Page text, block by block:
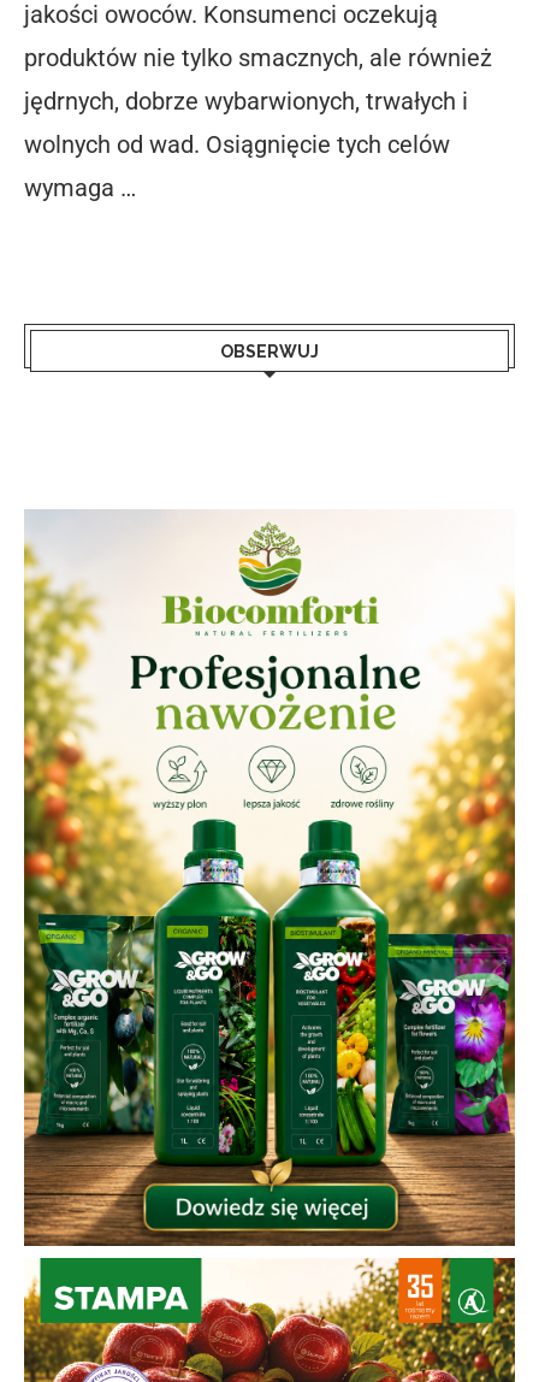
jakości owoców. Konsumenci oczekują
produktów nie tylko smacznych, ale również
jędrnych, dobrze wybarwionych, trwałych i
wolnych od wad. Osiągnięcie tych celów
wymaga …
OBSERWUJ